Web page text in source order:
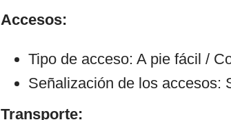
Accesos:
Tipo de acceso: A pie fácil /
Señalización de los accesos:
Transporte: